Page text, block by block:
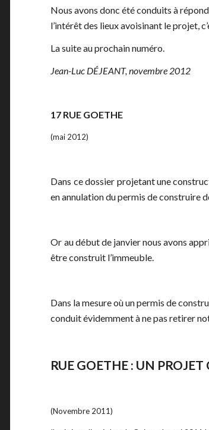
Nous avons donc été conduits à
l’intérêt des lieux avoisinant le projet,
La suite au prochain numéro.
Jean-Luc DÉJEANT, novembre 2012
17 RUE GOETHE
(mai 2012)
Dans ce dossier projetant une
en annulation du permis de construire
Or au début de janvier nous avons
être construit l’immeuble.
Dans la mesure où un permis de
conduit évidemment à ne pas retirer
RUE GOETHE : UN
(Novembre 2011)